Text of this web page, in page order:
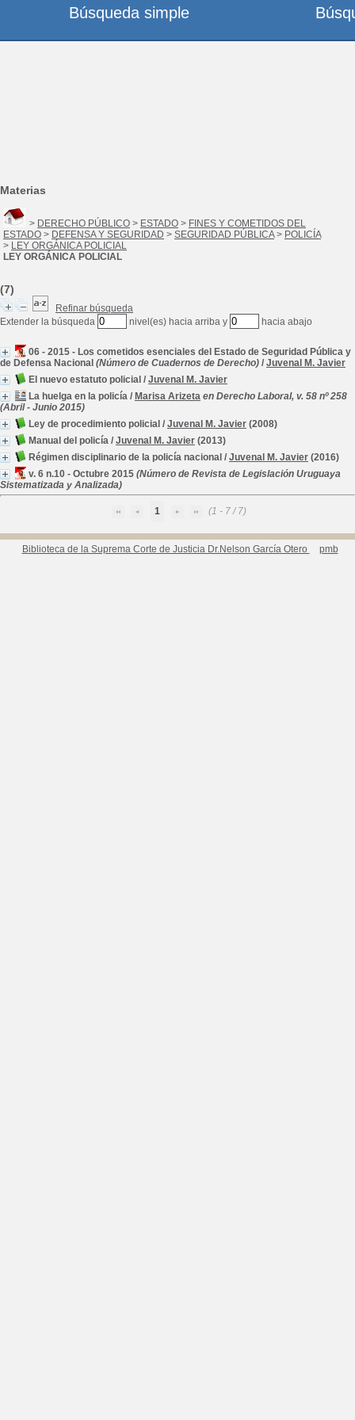
Materias
> DERECHO PÚBLICO > ESTADO > FINES Y COMETIDOS DEL
ESTADO > DEFENSA Y SEGURIDAD > SEGURIDAD PÚBLICA> POLICÍA
> LEY ORGÁNICA POLICIAL
LEY ORGÁNICA POLICIAL
(7)
Refinar búsqueda
Extender la búsqueda
nivel(es) hacia arriba y hacia abajo
06 - 2015 - Los cometidos esenciales del Estado de Seguridad Pública y
de Defensa Nacional (Número de Cuadernos de Derecho) / Juvenal M. Javier
El nuevo estatuto policial / Juvenal M. Javier
La huelga en la policía / Marisa Arizeta en Derecho Laboral, v. 58 nº 258
(Abril - Junio 2015)
Ley de procedimiento policial / Juvenal M. Javier (2008)
Manual del policía / Juvenal M. Javier (2013)
Régimen disciplinario de la policía nacional / Juvenal M. Javier (2016)
v. 6 n.10 - Octubre 2015 (Número de Revista de Legislación Uruguaya
Sistematizada y Analizada)
1 (1 - 7 / 7)
Biblioteca de la Suprema Corte de Justicia Dr.Nelson García Otero pmb
Búsqueda simple